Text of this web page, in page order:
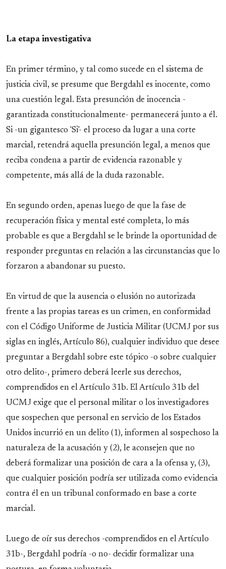
La etapa investigativa
En primer término, y tal como sucede en el sistema de
justicia civil, se presume que Bergdahl es inocente, como
una cuestión legal. Esta presunción de inocencia -
garantizada constitucionalmente- permanecerá junto a él.
Si -un gigantesco 'Si'- el proceso da lugar a una corte
marcial, retendrá aquella presunción legal, a menos que
reciba condena a partir de evidencia razonable y
competente, más allá de la duda razonable.
En segundo orden, apenas luego de que la fase de
recuperación física y mental esté completa, lo más
probable es que a Bergdahl se le brinde la oportunidad de
responder preguntas en relación a las circunstancias que lo
forzaron a abandonar su puesto.
En virtud de que la ausencia o elusión no autorizada
frente a las propias tareas es un crimen, en conformidad
con el Código Uniforme de Justicia Militar (UCMJ por sus
siglas en inglés, Artículo 86), cualquier individuo que desee
preguntar a Bergdahl sobre este tópico -o sobre cualquier
otro delito-, primero deberá leerle sus derechos,
comprendidos en el Artículo 31b. El Artículo 31b del
UCMJ exige que el personal militar o los investigadores
que sospechen que personal en servicio de los Estados
Unidos incurrió en un delito (1), informen al sospechoso la
naturaleza de la acusación y (2), le aconsejen que no
deberá formalizar una posición de cara a la ofensa y, (3),
que cualquier posición podría ser utilizada como evidencia
contra él en un tribunal conformado en base a corte
marcial.
Luego de oír sus derechos -comprendidos en el Artículo
31b-, Bergdahl podría -o no- decidir formalizar una